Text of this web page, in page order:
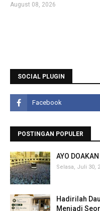
August 08, 2026
SOCIAL PLUGIN
POSTINGAN POPULER
AYO
Selasa, Juli 30,
Hadirilah
Menjadi